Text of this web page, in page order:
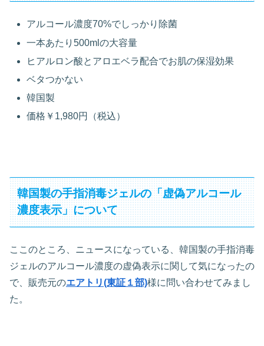
アルコール濃度70%でしっかり除菌
一本あたり500mlの大容量
ヒアルロン酸とアロエベラ配合でお肌の保湿効果
ベタつかない
韓国製
価格￥1,980円（税込）
韓国製の手指消毒ジェルの「虚偽アルコール
濃度表示」について
ここのところ、ニュースになっている、韓国製の手指消毒
ジェルのアルコール濃度の虚偽表示に関して気になったの
で、販売元のエアトリ(東証１部)様に問い合わせてみまし
た。